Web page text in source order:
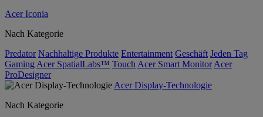
Acer Iconia
Nach Kategorie
Predator Nachhaltige Produkte Entertainment Geschäft Jeden Tag
Gaming Acer SpatialLabs™ Touch Acer Smart Monitor Acer
ProDesigner
Acer Display-Technologie
Nach Kategorie